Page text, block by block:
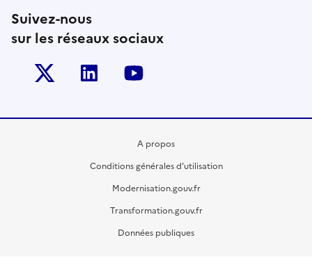
Suivez-nous
sur les réseaux sociaux
Twitter-x Linkedin
A propos
Conditions générales d’utilisation
Modernisation.gouv.fr
Transformation.gouv.fr
Données publiques